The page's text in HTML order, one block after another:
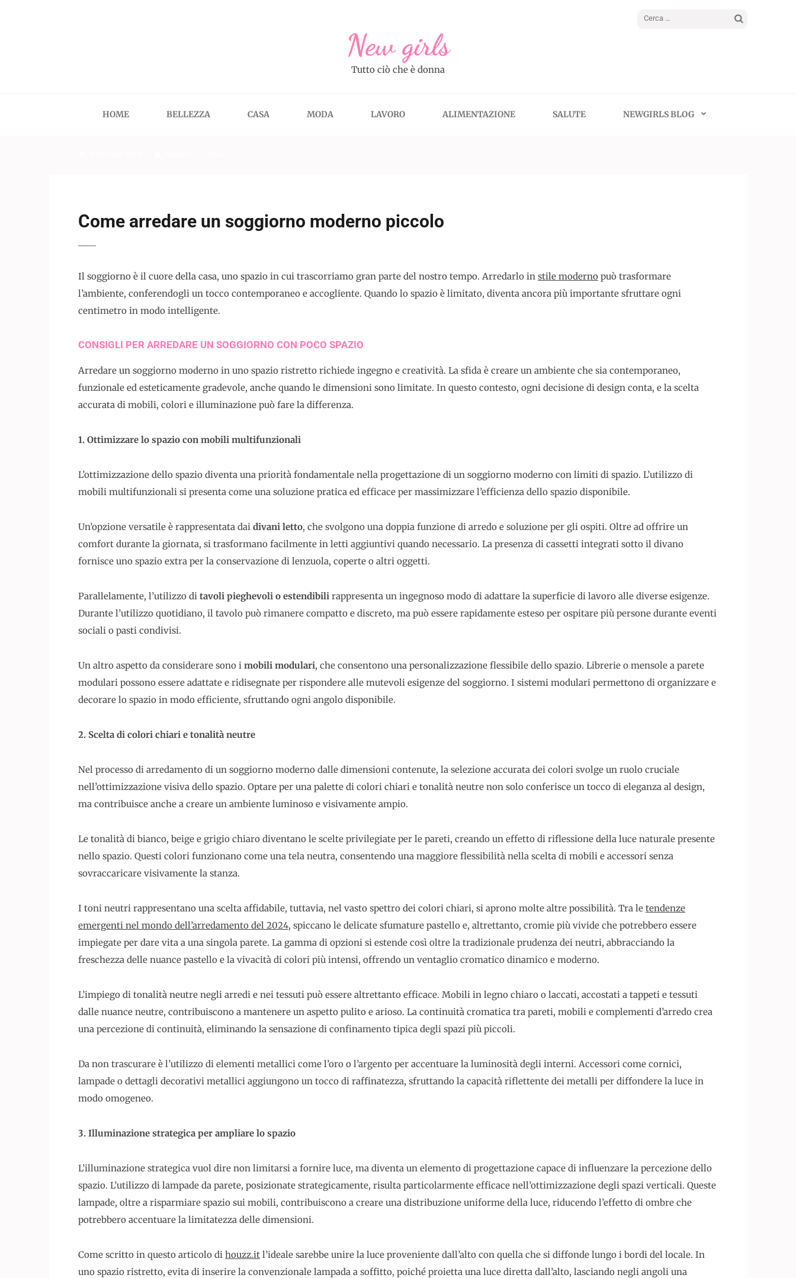
Ricerca
New girls
Tutto ciò che è donna
HOME BELLEZZA CASA MODA LAVORO ALIMENTAZIONE SALUTE NEWGIRLS BLOG
Come arredare un soggiorno moderno piccolo
Il soggiorno è il cuore della casa, uno spazio in cui trascorriamo gran parte del nostro tempo. Arredarlo in stile moderno può trasformare
l’ambiente, conferendogli un tocco contemporaneo e accogliente. Quando lo spazio è limitato, diventa ancora più importante sfruttare ogni
centimetro in modo intelligente.
CONSIGLI PER ARREDARE UN SOGGIORNO CON POCO SPAZIO
Arredare un soggiorno moderno in uno spazio ristretto richiede ingegno e creatività. La sfida è creare un ambiente che sia contemporaneo,
funzionale ed esteticamente gradevole, anche quando le dimensioni sono limitate. In questo contesto, ogni decisione di design conta, e la scelta
accurata di mobili, colori e illuminazione può fare la differenza.
1. Ottimizzare lo spazio con mobili multifunzionali
L’ottimizzazione dello spazio diventa una priorità fondamentale nella progettazione di un soggiorno moderno con limiti di spazio. L’utilizzo di
mobili multifunzionali si presenta come una soluzione pratica ed efficace per massimizzare l’efficienza dello spazio disponibile.
Un’opzione versatile è rappresentata dai divani letto, che svolgono una doppia funzione di arredo e soluzione per gli ospiti. Oltre ad offrire un
comfort durante la giornata, si trasformano facilmente in letti aggiuntivi quando necessario. La presenza di cassetti integrati sotto il divano
fornisce uno spazio extra per la conservazione di lenzuola, coperte o altri oggetti.
Parallelamente, l’utilizzo di tavoli pieghevoli o estendibili rappresenta un ingegnoso modo di adattare la superficie di lavoro alle diverse esigenze.
Durante l’utilizzo quotidiano, il tavolo può rimanere compatto e discreto, ma può essere rapidamente esteso per ospitare più persone durante eventi
sociali o pasti condivisi.
Un altro aspetto da considerare sono i mobili modulari, che consentono una personalizzazione flessibile dello spazio. Librerie o mensole a parete
modulari possono essere adattate e ridisegnate per rispondere alle mutevoli esigenze del soggiorno. I sistemi modulari permettono di organizzare e
decorare lo spazio in modo efficiente, sfruttando ogni angolo disponibile.
2. Scelta di colori chiari e tonalità neutre
Nel processo di arredamento di un soggiorno moderno dalle dimensioni contenute, la selezione accurata dei colori svolge un ruolo cruciale
nell’ottimizzazione visiva dello spazio. Optare per una palette di colori chiari e tonalità neutre non solo conferisce un tocco di eleganza al design,
ma contribuisce anche a creare un ambiente luminoso e visivamente ampio.
Le tonalità di bianco, beige e grigio chiaro diventano le scelte privilegiate per le pareti, creando un effetto di riflessione della luce naturale presente
nello spazio. Questi colori funzionano come una tela neutra, consentendo una maggiore flessibilità nella scelta di mobili e accessori senza
sovraccaricare visivamente la stanza.
I toni neutri rappresentano una scelta affidabile, tuttavia, nel vasto spettro dei colori chiari, si aprono molte altre possibilità. Tra le tendenze
emergenti nel mondo dell’arredamento del 2024, spiccano le delicate sfumature pastello e, altrettanto, cromie più vivide che potrebbero essere
impiegate per dare vita a una singola parete. La gamma di opzioni si estende così oltre la tradizionale prudenza dei neutri, abbracciando la
freschezza delle nuance pastello e la vivacità di colori più intensi, offrendo un ventaglio cromatico dinamico e moderno.
L’impiego di tonalità neutre negli arredi e nei tessuti può essere altrettanto efficace. Mobili in legno chiaro o laccati, accostati a tappeti e tessuti
dalle nuance neutre, contribuiscono a mantenere un aspetto pulito e arioso. La continuità cromatica tra pareti, mobili e complementi d’arredo crea
una percezione di continuità, eliminando la sensazione di confinamento tipica degli spazi più piccoli.
Da non trascurare è l’utilizzo di elementi metallici come l’oro o l’argento per accentuare la luminosità degli interni. Accessori come cornici,
lampade o dettagli decorativi metallici aggiungono un tocco di raffinatezza, sfruttando la capacità riflettente dei metalli per diffondere la luce in
modo omogeneo.
3. Illuminazione strategica per ampliare lo spazio
L’illuminazione strategica vuol dire non limitarsi a fornire luce, ma diventa un elemento di progettazione capace di influenzare la percezione dello
spazio. L’utilizzo di lampade da parete, posizionate strategicamente, risulta particolarmente efficace nell’ottimizzazione degli spazi verticali. Queste
lampade, oltre a risparmiare spazio sui mobili, contribuiscono a creare una distribuzione uniforme della luce, riducendo l’effetto di ombre che
potrebbero accentuare la limitatezza delle dimensioni.
Come scritto in questo articolo di houzz.it l’ideale sarebbe unire la luce proveniente dall’alto con quella che si diffonde lungo i bordi del locale. In
uno spazio ristretto, evita di inserire la convenzionale lampada a soffitto, poiché proietta una luce diretta dall’alto, lasciando negli angoli una